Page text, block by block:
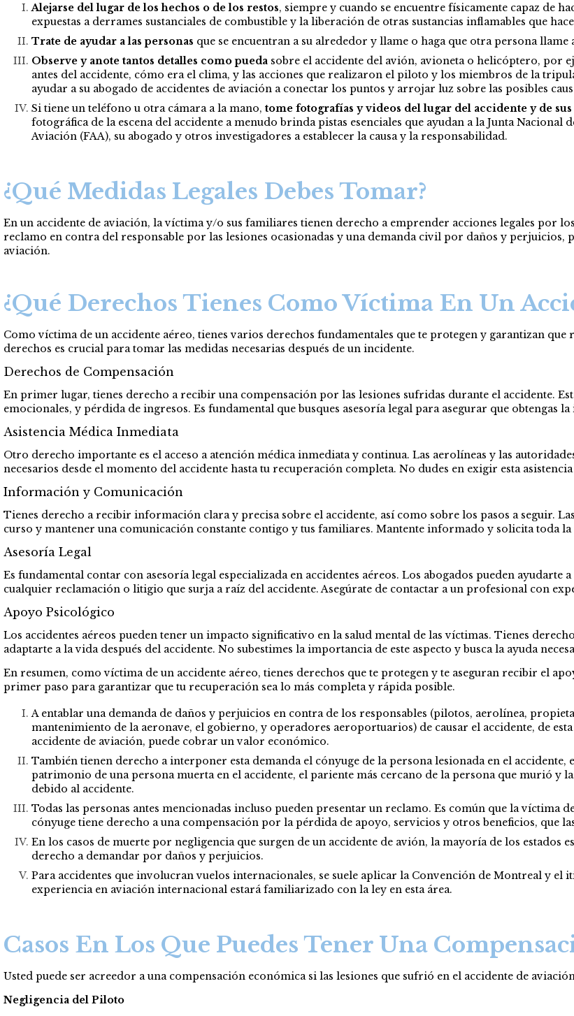
Alejarse del lugar de los hechos o de los restos, siempre y cuando se encuentre físicamente capaz de
expuestas a derrames sustanciales de combustible y la liberación de otras sustancias inflamables que
Trate de ayudar a las personas que se encuentran a su alrededor y llame o haga que otra persona
Observe y anote tantos detalles como pueda sobre el accidente del avión, avioneta o helicóptero, por
antes del accidente, cómo era el clima, y las acciones que realizaron el piloto y los miembros de la
ayudar a su abogado de accidentes de aviación a conectar los puntos y arrojar luz sobre las posibles
Si tiene un teléfono u otra cámara a la mano, tome fotografías y videos del lugar del accidente y de
fotográfica de la escena del accidente a menudo brinda pistas esenciales que ayudan a la Junta
Aviación (FAA), su abogado y otros investigadores a establecer la causa y la responsabilidad.
¿Qué Medidas Legales Debes Tomar?
En un accidente de aviación, la víctima y/o sus familiares tienen derecho a emprender acciones legales por
reclamo en contra del responsable por las lesiones ocasionadas y una demanda civil por daños y perjuicios,
aviación.
¿Qué Derechos Tienes Como Víctima En Un
Como víctima de un accidente aéreo, tienes varios derechos fundamentales que te protegen y garantizan que
derechos es crucial para tomar las medidas necesarias después de un incidente.
Derechos de Compensación
En primer lugar, tienes derecho a recibir una compensación por las lesiones sufridas durante el accidente.
emocionales, y pérdida de ingresos. Es fundamental que busques asesoría legal para asegurar que obtengas
Asistencia Médica Inmediata
Otro derecho importante es el acceso a atención médica inmediata y continua. Las aerolíneas y las
necesarios desde el momento del accidente hasta tu recuperación completa. No dudes en exigir esta
Información y Comunicación
Tienes derecho a recibir información clara y precisa sobre el accidente, así como sobre los pasos a seguir.
curso y mantener una comunicación constante contigo y tus familiares. Mantente informado y solicita toda
Asesoría Legal
Es fundamental contar con asesoría legal especializada en accidentes aéreos. Los abogados pueden ayudarte
cualquier reclamación o litigio que surja a raíz del accidente. Asegúrate de contactar a un profesional con
Apoyo Psicológico
Los accidentes aéreos pueden tener un impacto significativo en la salud mental de las víctimas. Tienes
adaptarte a la vida después del accidente. No subestimes la importancia de este aspecto y busca la ayuda
En resumen, como víctima de un accidente aéreo, tienes derechos que te protegen y te aseguran recibir el
primer paso para garantizar que tu recuperación sea lo más completa y rápida posible.
A entablar una demanda de daños y perjuicios en contra de los responsables (pilotos, aerolínea,
mantenimiento de la aeronave, el gobierno, y operadores aeroportuarios) de causar el accidente, de
accidente de aviación, puede cobrar un valor económico.
También tienen derecho a interponer esta demanda el cónyuge de la persona lesionada en el
patrimonio de una persona muerta en el accidente, el pariente más cercano de la persona que murió y
debido al accidente.
Todas las personas antes mencionadas incluso pueden presentar un reclamo. Es común que la víctima
cónyuge tiene derecho a una compensación por la pérdida de apoyo, servicios y otros beneficios, que
En los casos de muerte por negligencia que surgen de un accidente de avión, la mayoría de los
derecho a demandar por daños y perjuicios.
Para accidentes que involucran vuelos internacionales, se suele aplicar la Convención de Montreal y el
experiencia en aviación internacional estará familiarizado con la ley en esta área.
Casos En Los Que Puedes Tener Una
Usted puede ser acreedor a una compensación económica si las lesiones que sufrió en el accidente de
Negligencia del Piloto